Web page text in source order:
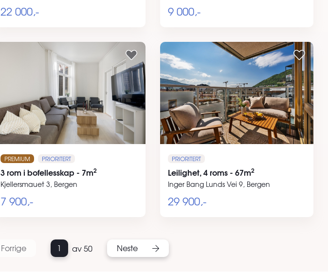
22 000,- 9 000,-
PREMIUM PRIORITERT
3 rom i bofellesskap - 7m2
Kjellersmauet 3, Bergen
7 900,-
PRIORITERT
Leilighet, 4 roms - 67m2
Inger Bang Lunds Vei 9, Bergen
29 900,-
Forrige 1 av 50 Neste